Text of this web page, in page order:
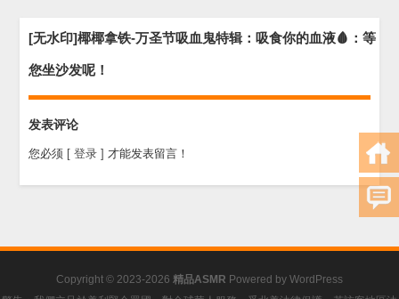
[无水印]椰椰拿铁-万圣节吸血鬼特辑：吸食你的血液🩸：等
您坐沙发呢！
发表评论
您必须 [ 登录 ] 才能发表留言！
Copyright © 2023-2026 精品ASMR Powered by WordPress